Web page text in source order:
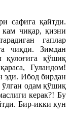
сафига қайтди.
кам чиқар, қизни
гаплар
чиқди. Зимдан
қулоғига қўшиқ
Гуландом!
эди. Ибод бирдан
ўлган одам қўшиқ
керак?! Бу
Бир-икки кун